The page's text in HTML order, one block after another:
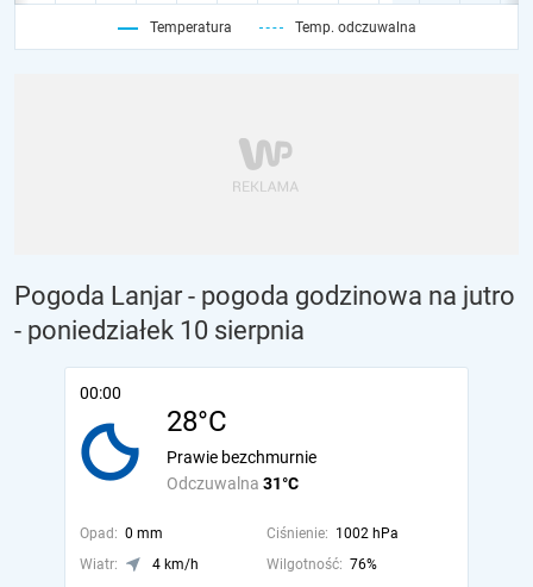
Temperatura Temp. odczuwalna
Pogoda Lanjar - pogoda godzinowa na jutro
- poniedziałek 10 sierpnia
00:00
28°C
Odczuwalna 31°C
Prawie bezchmurnie
Opad: 0 mm Ciśnienie: 1002 hPa
Wiatr:
4 km/h Wilgotność: 76%